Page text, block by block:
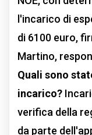
l'incarico di
di 6100 euro,
Martino,
Quali sono
incarico?
verifica della
da parte